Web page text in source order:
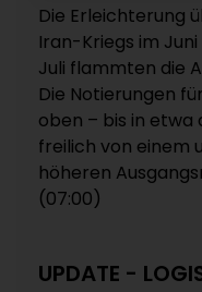
Die Erleichterung
Iran-Kriegs im
Juli flammten die
Die Notierungen
oben – bis in etwa
freilich von einem
höheren
(07:00)
UPDATE -